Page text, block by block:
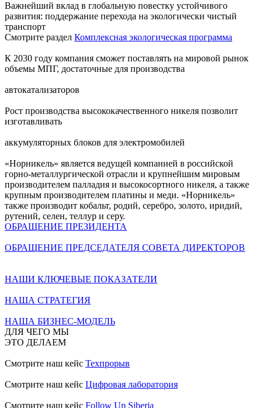
Важнейший вклад в глобальную повестку устойчивого
развития: поддержание перехода на экологически чистый
транспорт
Смотрите раздел Комплексная экологическая программа
К 2030 году компания сможет поставлять на мировой рынок
объемы МПГ, достаточные для производства
автокатализаторов
Рост производства высококачественного никеля позволит
изготавливать
аккумуляторных блоков для электромобилей
«Норникель» является ведущей компанией в российской
горно-металлургической отрасли и крупнейшим мировым
производителем палладия и высокосортного никеля, а также
крупным производителем платины и меди. «Норникель»
также производит кобальт, родий, серебро, золото, иридий,
рутений, селен, теллур и серу.
ОБРАЩЕНИЕ ПРЕЗИДЕНТА
ОБРАЩЕНИЕ ПРЕДСЕДАТЕЛЯ СОВЕТА ДИРЕКТОРОВ
НАШИ КЛЮЧЕВЫЕ ПОКАЗАТЕЛИ
НАША СТРАТЕГИЯ
НАША БИЗНЕС-МОДЕЛЬ
ДЛЯ ЧЕГО МЫ
ЭТО ДЕЛАЕМ
Смотрите наш кейс Техпрорыв
Смотрите наш кейс Цифровая лаборатория
Смотрите наш кейс Follow Up Siberia